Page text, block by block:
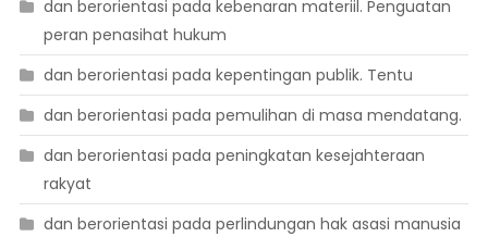
dan berorientasi pada kebenaran materiil. Penguatan
peran penasihat hukum
dan berorientasi pada kepentingan publik. Tentu
dan berorientasi pada pemulihan di masa mendatang.
dan berorientasi pada peningkatan kesejahteraan
rakyat
dan berorientasi pada perlindungan hak asasi manusia